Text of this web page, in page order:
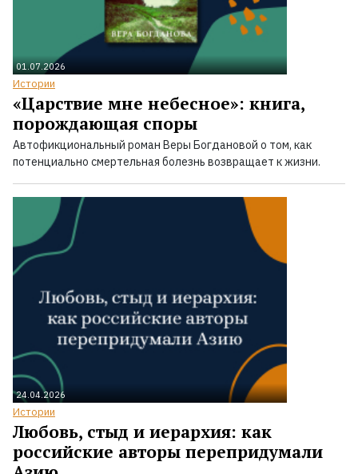
01.07.2026
Истории
«Царствие мне небесное»: книга,
порождающая споры
Автофикциональный роман Веры Богдановой о том, как
потенциально смертельная болезнь возвращает к жизни.
24.04.2026
Истории
Любовь, стыд и иерархия: как
российские авторы перепридумали